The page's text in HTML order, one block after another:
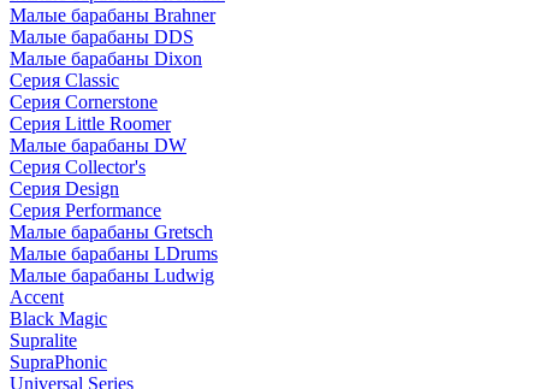
Малые барабаны Brahner
Малые барабаны DDS
Малые барабаны Dixon
Серия Classic
Серия Cornerstone
Серия Little Roomer
Малые барабаны DW
Серия Collector's
Серия Design
Серия Performance
Малые барабаны Gretsch
Малые барабаны LDrums
Малые барабаны Ludwig
Accent
Black Magic
Supralite
SupraPhonic
Universal Series